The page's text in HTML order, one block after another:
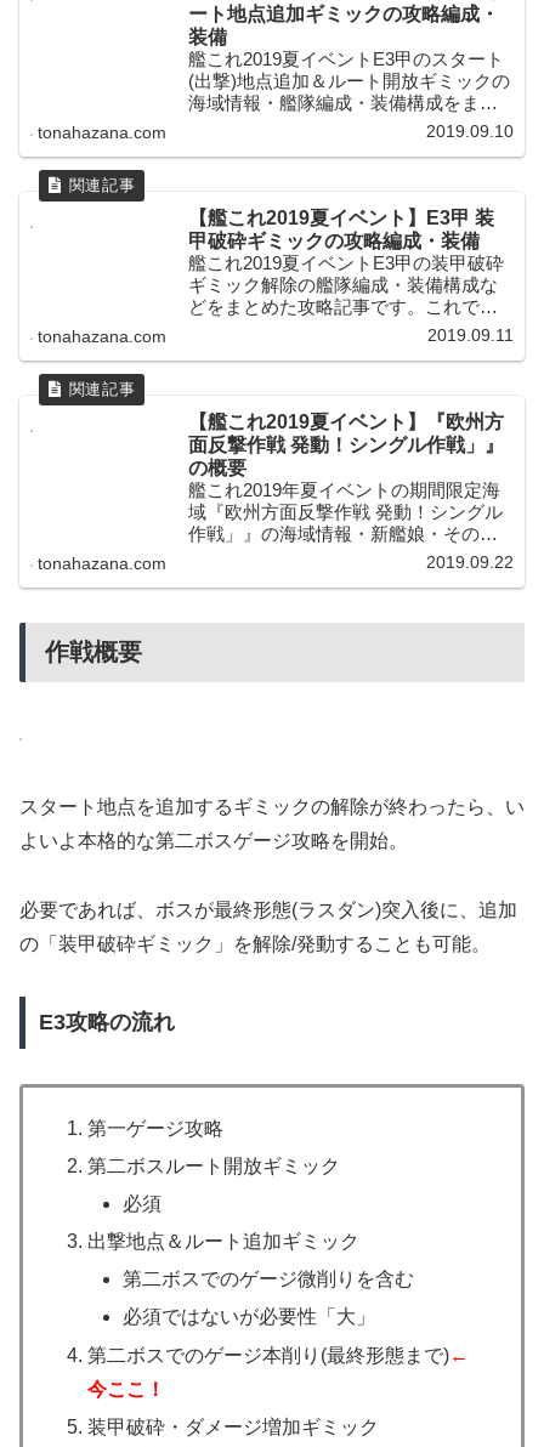
ート地点追加ギミックの攻略編成・
装備
艦これ2019夏イベントE3甲のスタート
(出撃)地点追加＆ルート開放ギミックの
海域情報・艦隊編成・装備構成をまと
めた攻略記事です。いくつかのギミッ
tonahazana.com 2019.09.10
【艦これ2019夏イベント】E3甲 装
甲破砕ギミックの攻略編成・装備
艦これ2019夏イベントE3甲の装甲破砕
ギミック解除の艦隊編成・装備構成な
どをまとめた攻略記事です。これでや
っとE3全てのギミック解除が完了！
tonahazana.com 2019.09.11
【艦これ2019夏イベント】『欧州方
面反撃作戦 発動！シングル作戦」』
の概要
艦これ2019年夏イベントの期間限定海
域『欧州方面反撃作戦 発動！シングル
作戦」』の海域情報・新艦娘・その他
の関連情報をまとめた記事です。イベ
るので参考程度にどうぞ。
tonahazana.com 2019.09.22
作戦概要
スタート地点を追加するギミックの解除が終わったら、い
よいよ本格的な第二ボスゲージ攻略を開始。
必要であれば、ボスが最終形態(ラスダン)突入後に、追加
の「装甲破砕ギミック」を解除/発動することも可能。
E3攻略の流れ
第一ゲージ攻略
第二ボスルート開放ギミック
必須
出撃地点＆ルート追加ギミック
第二ボスでのゲージ微削りを含む
必須ではないが必要性「大」
第二ボスでのゲージ本削り(最終形態まで)←
今ここ！
装甲破砕・ダメージ増加ギミック